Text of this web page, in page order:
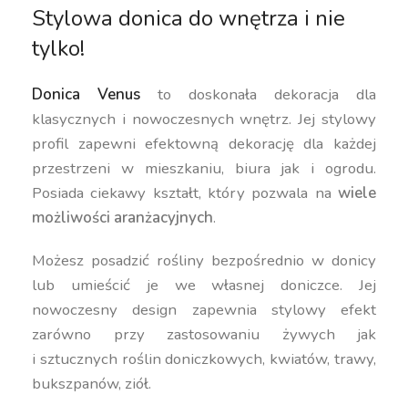
Stylowa donica do wnętrza i nie
tylko!
Donica Venusto doskonała dekoracja dla
klasycznych i nowoczesnych wnętrz. Jej stylowy
profil zapewni efektowną dekorację dla każdej
przestrzeni w mieszkaniu, biura jak i ogrodu.
Posiada ciekawy kształt, który pozwala na wiele
możliwości aranżacyjnych.
Możesz posadzić rośliny bezpośrednio w donicy
lub umieścić je we własnej doniczce. Jej
nowoczesny design zapewnia stylowy efekt
zarówno przy zastosowaniu żywych jak
i sztucznych roślin doniczkowych, kwiatów, trawy,
bukszpanów, ziół.